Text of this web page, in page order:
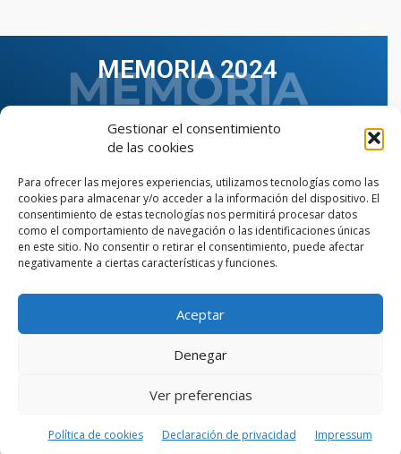
Gestionar el consentimiento
de las cookies
Para ofrecer las mejores experiencias, utilizamos tecnologías como las
cookies para almacenar y/o acceder a la información del dispositivo. El
consentimiento de estas tecnologías nos permitirá procesar datos
como el comportamiento de navegación o las identificaciones únicas
en este sitio. No consentir o retirar el consentimiento, puede afectar
negativamente a ciertas características y funciones.
Aceptar
Denegar
Ver preferencias
Política de cookies Declaración de privacidad Impressum
MEMORIA 2024
VER TODAS LAS MEMORIAS
© Copyright © 2023 AIIAOC - Asociación Territorial de
Ingenieros Industriales de Andalucía Occidental. Página
AIIAOC.